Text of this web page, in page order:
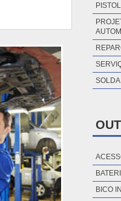
SOLDA
BICO